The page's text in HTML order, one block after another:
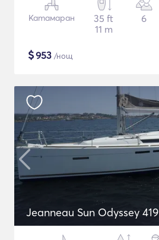
Катамаран
35 ft
11 m
6
$953 /нощ
Jeanneau Sun Odyssey 419